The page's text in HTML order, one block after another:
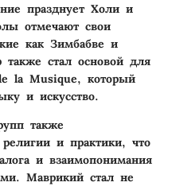
празднует Холи и
отмечают свои
как Зимбабве и
также стал основой для
la Musique, который
и искусство.
также
религии и практики, что
и взаимопонимания
Маврикий стал не